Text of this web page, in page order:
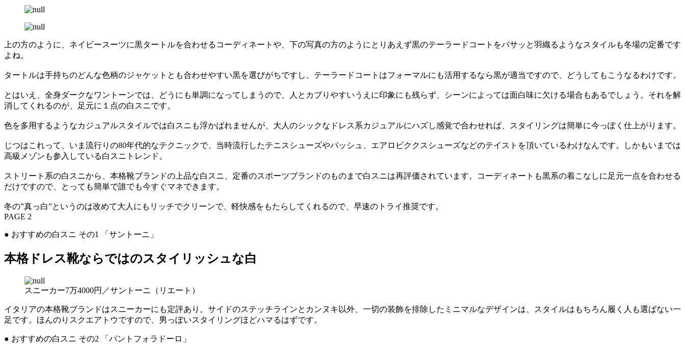
上の方のように、ネイビースーツに黒タートルを合わせるコーディネートや、下の写真の方のようにとりあえず黒のテーラードコートをバサッと羽織るようなスタイルも冬場の定番です
よね。
タートルは手持ちのどんな色柄のジャケットとも合わせやすい黒を選びがちですし、テーラードコートはフォーマルにも活用するなら黒が適当ですので、どうしてもこうなるわけです。
とはいえ、全身ダークなワントーンでは、どうにも単調になってしまうので、人とカブりやすいうえに印象にも残らず、シーンによっては面白味に欠ける場合もあるでしょう。それを解
消してくれるのが、足元に１点の白スニです。
色を多用するようなカジュアルスタイルでは白スニも浮かばれませんが、大人のシックなドレス系カジュアルにハズし感覚で合わせれば、スタイリングは簡単に今っぽく仕上がります。
じつはこれって、いま流行りの80年代的なテクニックで、当時流行したテニスシューズやバッシュ、エアロビククスシューズなどのテイストを頂いているわけなんです。しかもいまでは
高級メゾンも参入している白スニトレンド。
ストリート系の白スニから、本格靴ブランドの上品な白スニ、定番のスポーツブランドのものまで白スニは再評価されています。コーディネートも黒系の着こなしに足元一点を合わせる
だけですので、とっても簡単で誰でも今すぐマネできます。
冬の”真っ白”というのは改めて大人にもリッチでクリーンで、軽快感をもたらしてくれるので、早速のトライ推奨です。
PAGE 2
● おすすめの白スニ その1 「サントーニ」
本格ドレス靴ならではのスタイリッシュな白
スニーカー7万4000円／サントーニ（リエート）
イタリアの本格靴ブランドはスニーカーにも定評あり。サイドのステッチラインとカンヌキ以外、一切の装飾を排除したミニマルなデザインは、スタイルはもちろん履く人も選ばない一
足です。ほんのりスクエアトウですので、男っぽいスタイリングほどハマるはずです。
● おすすめの白スニ その2 「パントフォラドーロ」